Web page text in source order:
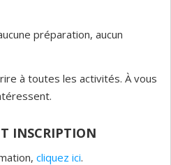
préparation, aucun
à toutes les activités. À vous
INSCRIPTION
cliquez ici.